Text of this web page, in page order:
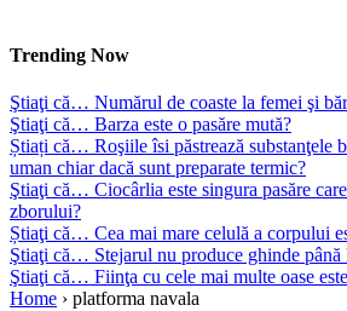
Trending Now
Ştiaţi că… Numărul de coaste la femei şi
Ştiaţi că… Barza este o pasăre mută?
Știați că… Roşiile îsi păstrează substanţele
uman chiar dacă sunt preparate termic?
Ştiaţi că… Ciocârlia este singura pasăre
zborului?
Știaţi că… Cea mai mare celulă a corpului
Ştiaţi că… Stejarul nu produce ghinde până
Ştiaţi că… Fiinţa cu cele mai multe oase
Home › platforma navala